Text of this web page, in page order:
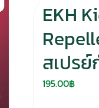
EKH
สเปร
195.00฿